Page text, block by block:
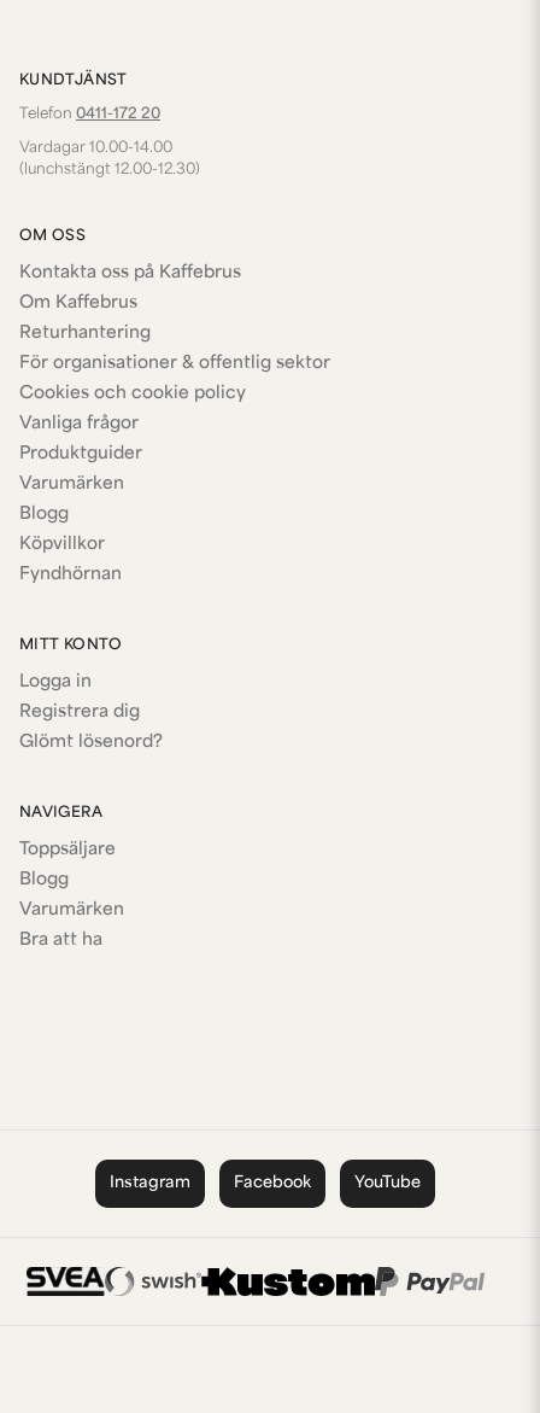
KUNDTJÄNST
Telefon 0411-172 20
Vardagar 10.00-14.00
(lunchstängt 12.00-12.30)
OM OSS
Kontakta oss på Kaffebrus
Om Kaffebrus
Returhantering
För organisationer & offentlig sektor
Cookies och cookie policy
Vanliga frågor
Produktguider
Varumärken
Blogg
Köpvillkor
Fyndhörnan
MITT KONTO
Logga in
Registrera dig
Glömt lösenord?
NAVIGERA
Toppsäljare
Blogg
Varumärken
Bra att ha
Instagram Facebook YouTube